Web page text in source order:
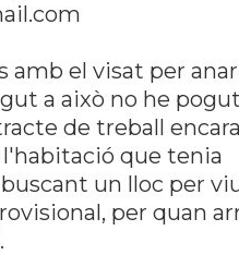
el visat per
a això no he
de treball
que tenia
un lloc per
per quan